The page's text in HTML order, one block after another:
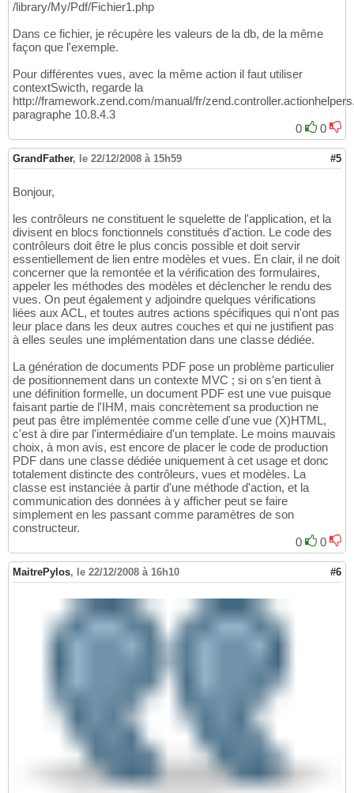
/library/My/Pdf/Fichier1.php
Dans ce fichier, je récupère les valeurs de la db, de la même
façon que l'exemple.
Pour différentes vues, avec la même action il faut utiliser
contextSwicth, regarde la
http://framework.zend.com/manual/fr/
paragraphe 10.8.4.3
0
0
GrandFather, le 22/12/2008 à 15h59 #5
Bonjour,
les contrôleurs ne constituent le squelette de l'application, et la
divisent en blocs fonctionnels constitués d'action. Le code des
contrôleurs doit être le plus concis possible et doit servir
essentiellement de lien entre modèles et vues. En clair, il ne doit
concerner que la remontée et la vérification des formulaires,
appeler les méthodes des modèles et déclencher le rendu des
vues. On peut également y adjoindre quelques vérifications
liées aux ACL, et toutes autres actions spécifiques qui n'ont pas
leur place dans les deux autres couches et qui ne justifient pas
à elles seules une implémentation dans une classe dédiée.
La génération de documents PDF pose un problème particulier
de positionnement dans un contexte MVC ; si on s'en tient à
une définition formelle, un document PDF est une vue puisque
faisant partie de l'IHM, mais concrètement sa production ne
peut pas être implémentée comme celle d'une vue (X)HTML,
c'est à dire par l'intermédiaire d'un template. Le moins mauvais
choix, à mon avis, est encore de placer le code de production
PDF dans une classe dédiée uniquement à cet usage et donc
totalement distincte des contrôleurs, vues et modèles. La
classe est instanciée à partir d'une méthode d'action, et la
communication des données à y afficher peut se faire
simplement en les passant comme paramètres de son
constructeur.
0
0
MaitrePylos, le 22/12/2008 à 16h10 #6